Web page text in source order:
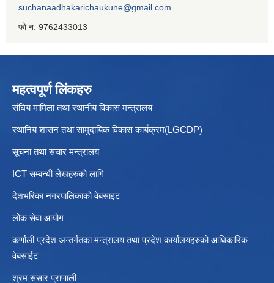
suchanaadhakarichaukune@gmail.com
फो न. 9762433013
महत्वपूर्ण लिंकहरु
संघिय मामिला तथा स्थानीय विकास मन्त्रालय
स्थानिय शासन तथा सामुदायिक विकास कार्यक्रम(LGCDP)
सूचना तथा संचार मन्त्रालय
ICT सम्बन्धी लेखहरुको लागि
देशभरिका नगरपालिकाको वेबसाइट
लोक सेवा आयोग
कर्णाली प्रदेश अन्तर्गतका मन्त्रालय तथा प्रदेश कार्यालयहरुको आधिकारिक
वेबसाईट
श्रम संसार प्राणाली